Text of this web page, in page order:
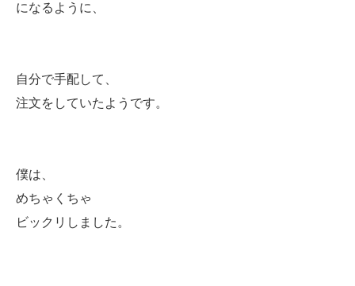
になるように、
自分で手配して、
注文をしていたようです。
僕は、
めちゃくちゃ
ビックリしました。